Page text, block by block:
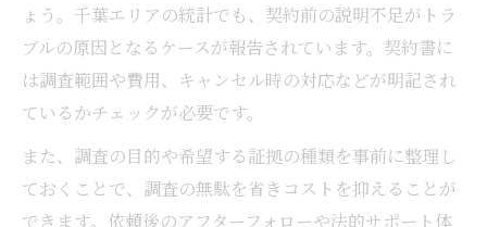
ょう。千葉エリアの統計でも、契約前の説明不足がトラ
ブルの原因となるケースが報告されています。契約書に
は調査範囲や費用、キャンセル時の対応などが明記され
ているかチェックが必要です。
また、調査の目的や希望する証拠の種類を事前に整理し
ておくことで、調査の無駄を省きコストを抑えることが
できます。依頼後のアフターフォローや法的サポート体